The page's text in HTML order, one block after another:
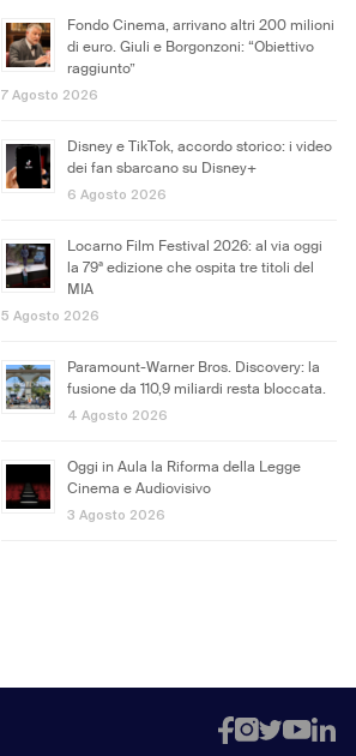
Fondo Cinema, arrivano altri 200 milioni
di euro. Giuli e Borgonzoni: “Obiettivo
raggiunto”
7 Agosto 2026
Disney e TikTok, accordo storico: i video
dei fan sbarcano su Disney+
6 Agosto 2026
Locarno Film Festival 2026: al via oggi
la 79ª edizione che ospita tre titoli del
MIA
5 Agosto 2026
Paramount-Warner Bros. Discovery: la
fusione da 110,9 miliardi resta bloccata.
4 Agosto 2026
Oggi in Aula la Riforma della Legge
Cinema e Audiovisivo
3 Agosto 2026